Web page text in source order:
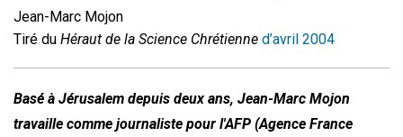
Jean-Marc Mojon
Tiré du Héraut de la Science Chrétienne d’avril 2004
Basé à Jérusalem depuis deux ans, Jean-Marc Mojon
travaille comme journaliste pour l'AFP (Agence France